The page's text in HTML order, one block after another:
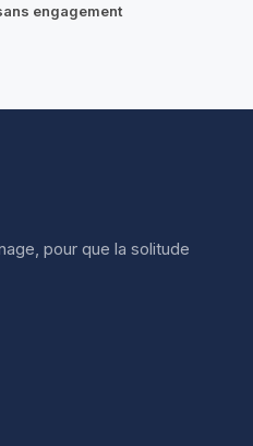
engagement
pour que la solitude